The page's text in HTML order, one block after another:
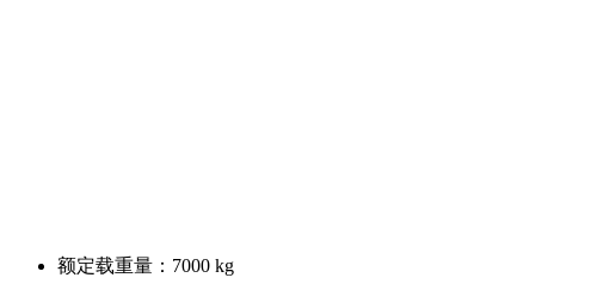
额定载重量： 7000 kg